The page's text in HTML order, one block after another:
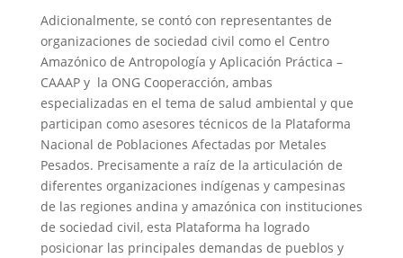
Adicionalmente, se contó con representantes de
organizaciones de sociedad civil como el Centro
Amazónico de Antropología y Aplicación Práctica –
CAAAP y la ONG Cooperacción, ambas
especializadas en el tema de salud ambiental y que
participan como asesores técnicos de la Plataforma
Nacional de Poblaciones Afectadas por Metales
Pesados. Precisamente a raíz de la articulación de
diferentes organizaciones indígenas y campesinas
de las regiones andina y amazónica con instituciones
de sociedad civil, esta Plataforma ha logrado
posicionar las principales demandas de pueblos y